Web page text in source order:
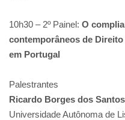
10h30 – 2º Painel: O
contemporâneos de
em Portugal
Palestrantes
Ricardo Borges dos Santos
Universidade Autônoma de